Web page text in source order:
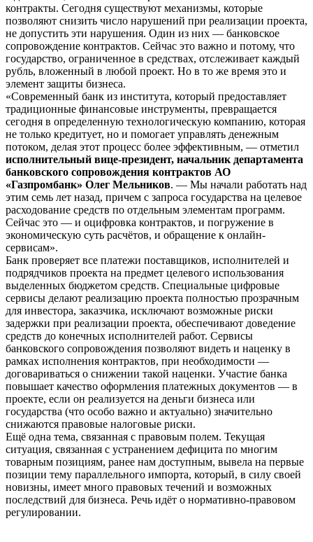
контракты. Сегодня существуют механизмы, которые
позволяют снизить число нарушений при реализации проекта,
не допустить эти нарушения. Один из них — банковское
сопровождение контрактов. Сейчас это важно и потому, что
государство, ограниченное в средствах, отслеживает каждый
рубль, вложенный в любой проект. Но в то же время это и
элемент защиты бизнеса.
«Современный банк из института, который предоставляет
традиционные финансовые инструменты, превращается
сегодня в определенную технологическую компанию, которая
не только кредитует, но и помогает управлять денежным
потоком, делая этот процесс более эффективным, — отметил
исполнительный вице-президент, начальник департамента
банковского сопровождения контрактов АО
«Газпромбанк» Олег Мельников. — Мы начали работать над
этим семь лет назад, причем с запроса государства на целевое
расходование средств по отдельным элементам программ.
Сейчас это — и оцифровка контрактов, и погружение в
экономическую суть расчётов, и обращение к онлайн-
сервисам».
Банк проверяет все платежи поставщиков, исполнителей и
подрядчиков проекта на предмет целевого использования
выделенных бюджетом средств. Специальные цифровые
сервисы делают реализацию проекта полностью прозрачным
для инвестора, заказчика, исключают возможные риски
задержки при реализации проекта, обеспечивают доведение
средств до конечных исполнителей работ. Сервисы
банковского сопровождения позволяют видеть и наценку в
рамках исполнения контрактов, при необходимости —
договариваться о снижении такой наценки. Участие банка
повышает качество оформления платежных документов — в
проекте, если он реализуется на деньги бизнеса или
государства (что особо важно и актуально) значительно
снижаются правовые налоговые риски.
Ещё одна тема, связанная с правовым полем. Текущая
ситуация, связанная с устранением дефицита по многим
товарным позициям, ранее нам доступным, вывела на первые
позиции тему параллельного импорта, который, в силу своей
новизны, имеет много правовых течений и возможных
последствий для бизнеса. Речь идёт о нормативно-правовом
регулировании.